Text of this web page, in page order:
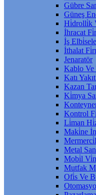
Gübre
Güneş
Hi̇drolli̇k
İhracat
İş
İthalat
Jenaratör
Kablo Ve
Katı
Kazan
Ki̇mya
Kontrol
Li̇man
Maki̇ne
Metal
Mobi̇l
Mutfak
Ofi̇s Ve